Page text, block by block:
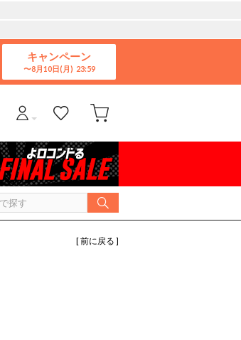
キャンペーン
8月10日(月)
[ 前に戻る ]